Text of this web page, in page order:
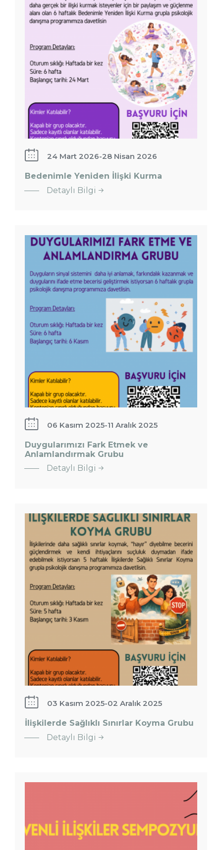
24 Mart 2026-28 Nisan 2026
Bedenimle Yeniden İlişki Kurma
Detaylı Bilgi
Anlamlandırmak
Grubu
06 Kasım 2025-11 Aralık 2025
Duygularımızı Fark Etmek ve
Anlamlandırmak Grubu
Detaylı Bilgi
Sınırlar
Koyma
Grubu
03 Kasım 2025-02 Aralık 2025
İlişkilerde Sağlıklı Sınırlar Koyma Grubu
Detaylı Bilgi
İlişkiler